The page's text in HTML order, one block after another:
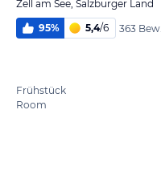
Zell am See, Salzburger Land
95% 5,4/6 363 Bew.
Frühstück
Room